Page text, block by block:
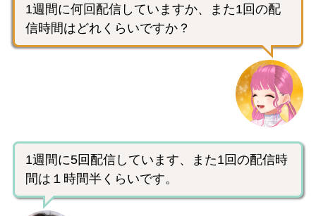
1週間に何回配信していますか、また1回の配
信時間はどれくらいですか？
1週間に5回配信しています、また1回の配信時
間は１時間半くらいです。